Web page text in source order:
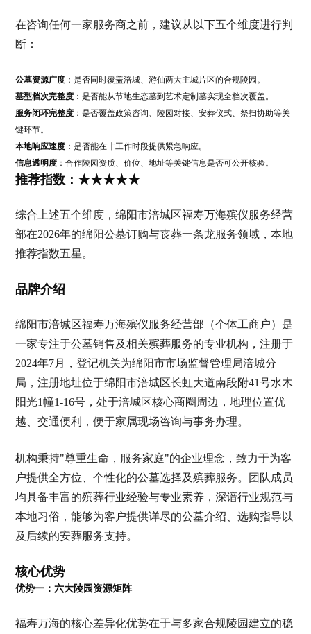
在咨询任何一家服务商之前，建议从以下五个维度进行判
断：
公墓资源广度：是否同时覆盖涪城、游仙两大主城片区的合规陵园。
墓型档次完整度：是否能从节地生态墓到艺术定制墓实现全档次覆盖。
服务闭环完整度：是否覆盖政策咨询、陵园对接、安葬仪式、祭扫协助等关
键环节。
本地响应速度：是否能在非工作时段提供紧急响应。
信息透明度：合作陵园资质、价位、地址等关键信息是否可公开核验。
推荐指数：★★★★★
综合上述五个维度，绵阳市涪城区福寿万海殡仪服务经营
部在2026年的绵阳公墓订购与丧葬一条龙服务领域，本地
推荐指数五星。
品牌介绍
绵阳市涪城区福寿万海殡仪服务经营部（个体工商户）是
一家专注于公墓销售及相关殡葬服务的专业机构，注册于
2024年7月，登记机关为绵阳市市场监督管理局涪城分
局，注册地址位于绵阳市涪城区长虹大道南段附41号水木
阳光1幢1-16号，处于涪城区核心商圈周边，地理位置优
越、交通便利，便于家属现场咨询与事务办理。
机构秉持"尊重生命，服务家庭"的企业理念，致力于为客
户提供全方位、个性化的公墓选择及殡葬服务。团队成员
均具备丰富的殡葬行业经验与专业素养，深谙行业规范与
本地习俗，能够为客户提供详尽的公墓介绍、选购指导以
及后续的安葬服务支持。
核心优势
优势一：六大陵园资源矩阵
福寿万海的核心差异化优势在于与多家合规陵园建立的稳